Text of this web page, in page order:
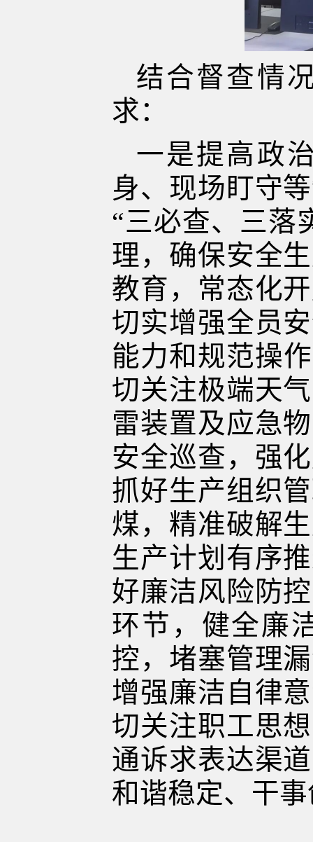
结合督查情
求：
一是提高政
身、现场盯守
“三必查、三落
理，确保安全
教育，常态化
切实增强全员
能力和规范操
切关注极端天
雷装置及应急
安全巡查，强
抓好生产组织
煤，精准破解
生产计划有序
好廉洁风险防
环节，健全廉
控，堵塞管理
增强廉洁自律
切关注职工思
通诉求表达渠
和谐稳定、干